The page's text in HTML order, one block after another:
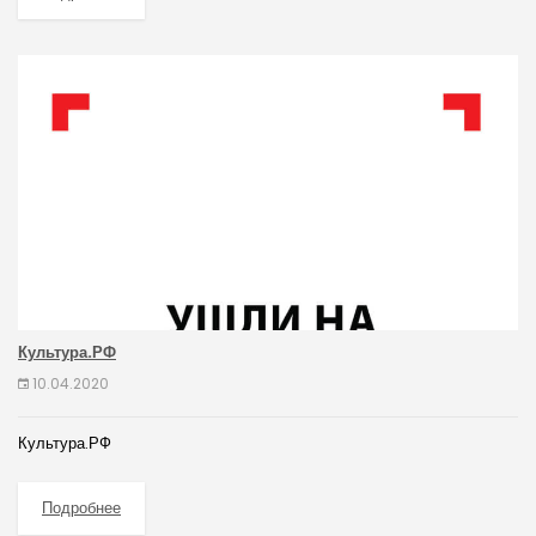
Культура.РФ
10.04.2020
Культура.РФ
Подробнее